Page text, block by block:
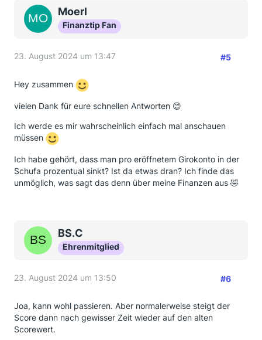
Moerl
Finanztip Fan
23. August 2024 um 13:47 #5
Hey zusammen
vielen Dank für eure schnellen Antworten 😊
Ich werde es mir wahrscheinlich einfach mal anschauen
müssen
Ich habe gehört, dass man pro eröffnetem Girokonto in der
Schufa prozentual sinkt? Ist da etwas dran? Ich finde das
unmöglich, was sagt das denn über meine Finanzen aus 🤣
BS.C
Ehrenmitglied
23. August 2024 um 13:50 #6
Joa, kann wohl passieren. Aber normalerweise steigt der
Score dann nach gewisser Zeit wieder auf den alten
Scorewert.